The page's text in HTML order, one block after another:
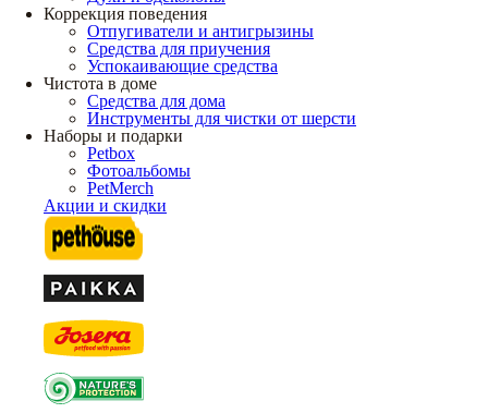
Коррекция поведения
Отпугиватели и антигрызины
Средства для приучения
Успокаивающие средства
Чистота в доме
Средства для дома
Инструменты для чистки от шерсти
Наборы и подарки
Petbox
Фотоальбомы
PetMerch
Акции и скидки